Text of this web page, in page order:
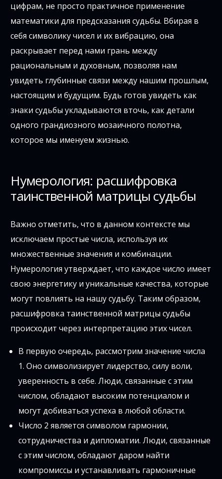
цифрам, не просто практичное применение
математики для предсказания судьбы. Вбирая в
себя символику чисел и их вибрацию, она
раскрывает перед нами грань между
рациональным и духовным, позволяя нам
увидеть глубинные связи между нашим прошлым,
настоящим и будущим. Будь готов увидеть как
знаки судьбы укладываются вточь, как детали
одного грандиозного мозаичного полотна,
которое мы именуем жизнью.
Нумерология: расшифровка
таинственной матрицы судьбы
Важно отметить, что в данном контексте мы
исключаем простые числа, используя их
множественные значения и комбинации.
Нумерология утверждает, что каждое число имеет
свою энергетику и уникальные качества, которые
могут повлиять на нашу судьбу. Таким образом,
расшифровка таинственной матрицы судьбы
происходит через интерпретацию этих чисел.
В первую очередь, рассмотрим значение числа
1. Оно символизирует лидерство, силу воли,
уверенность в себе. Люди, связанные с этим
числом, обладают высоким потенциалом и
могут добиваться успеха в любой области.
Число 2 является символом гармонии,
сотрудничества и дипломатии. Люди, связанные
с этим числом, обладают даром найти
компромиссы и устанавливать гармоничные